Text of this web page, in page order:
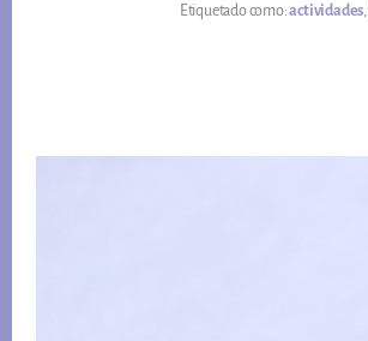
Etiquetado como:actividades,